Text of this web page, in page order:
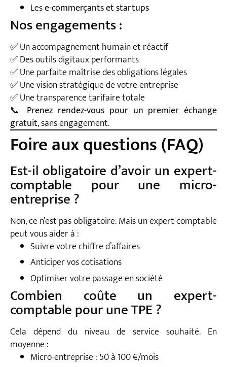
Lese-commerçants et startups
Nos engagements :
✅ Un accompagnement humain et réactif
✅ Des outils digitaux performants
✅ Une parfaite maîtrise des obligations légales
✅ Une vision stratégique de votre entreprise
✅ Une transparence tarifaire totale
📞 Prenez rendez-vous pour un premier échange
gratuit, sans engagement.
Foire aux questions (FAQ)
Est-il obligatoire d’avoir un expert-
comptable pour une micro-
entreprise ?
Non, ce n’est pas obligatoire. Mais un expert-comptable
peut vous aider à :
Suivre votre chiffre d’affaires
Anticiper vos cotisations
Optimiser votre passage en société
Combien coûte un expert-
comptable pour une TPE ?
Cela dépend du niveau de service souhaité. En
moyenne :
Micro-entreprise : 50 à 100 €/mois